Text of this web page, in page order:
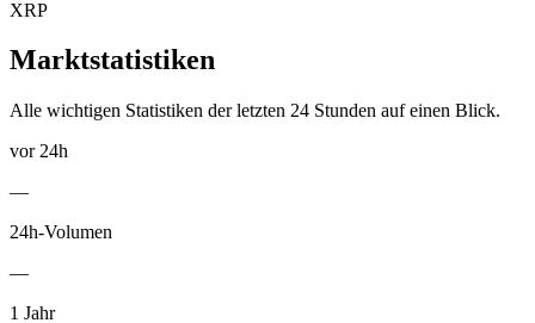
XRP
Marktstatistiken
Alle wichtigen Statistiken der letzten 24 Stunden auf einen Blick.
vor 24h
—
24h-Volumen
—
1 Jahr